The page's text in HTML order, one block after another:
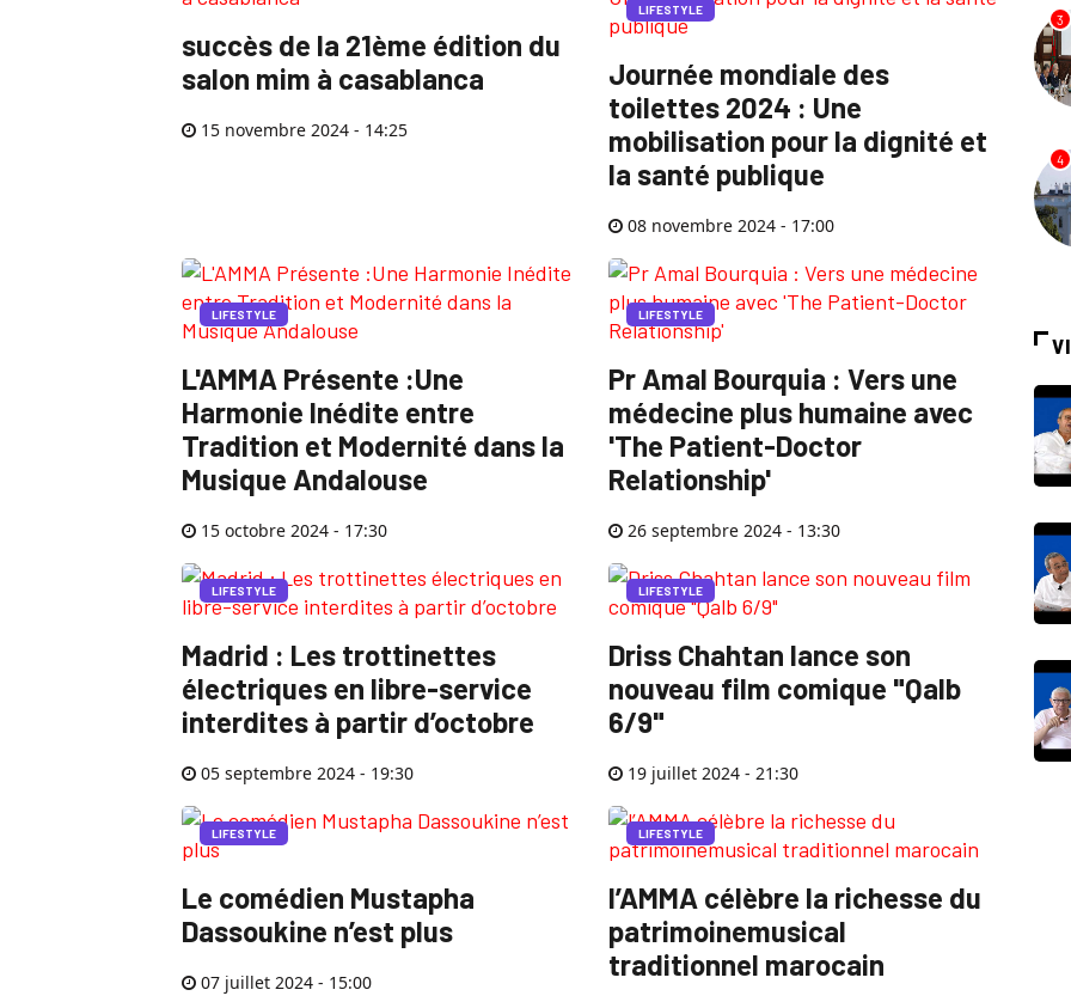
succès de la 21ème édition du
salon mim à casablanca
15 novembre 2024 - 14:25
LIFESTYLE
Journée mondiale des
toilettes 2024 : Une
mobilisation pour la dignité et
la santé publique
08 novembre 2024 - 17:00
LIFESTYLE
L'AMMA Présente :Une
Harmonie Inédite entre
Tradition et Modernité dans la
Musique Andalouse
15 octobre 2024 - 17:30
LIFESTYLE
Pr Amal Bourquia : Vers une
médecine plus humaine avec
'The Patient-Doctor
Relationship'
26 septembre 2024 - 13:30
LIFESTYLE
Madrid : Les trottinettes
électriques en libre-service
interdites à partir d’octobre
05 septembre 2024 - 19:30
LIFESTYLE
Driss Chahtan lance son
nouveau film comique "Qalb
6/9"
19 juillet 2024 - 21:30
LIFESTYLE
Le comédien Mustapha
Dassoukine n’est plus
07 juillet 2024 - 15:00
LIFESTYLE
l’AMMA célèbre la richesse du
patrimoinemusical
traditionnel marocain
3
4